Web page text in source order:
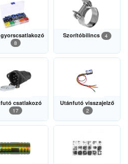
gyorscsatlakozó
8
Szorítóbilincs 4
csatlakozó
17
Utánfutó visszajelző
2